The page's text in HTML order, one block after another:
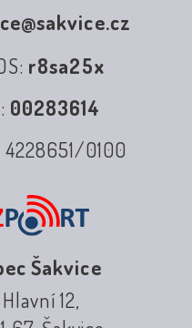
r8sa25x
00283614
4228651/0100
Šakvice
Hlavní 12,